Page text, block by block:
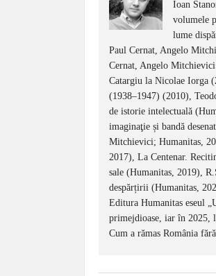
Ioan
volumele
lume
Paul Cernat, Angelo
Cernat, Angelo
Catargiu la Nicolae Iorga
(1938–1947) (2010),
de istorie intelectuală
imaginaţie și bandă
Mitchievici; Humanitas,
2017), La Centenar.
sale (Humanitas, 2019),
despărțirii (Humanitas,
Editura Humanitas eseul
primejdioase, iar în 2025,
Cum a rămas România